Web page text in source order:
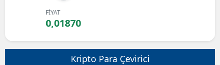
FİYAT
0,01870
Kripto Para Çevirici